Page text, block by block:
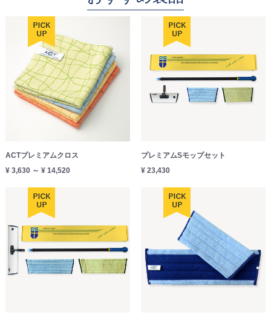
ACTプレミアムクロス
¥ 3,630 ～ ¥ 14,520
プレミアムSモップセット
¥ 23,430